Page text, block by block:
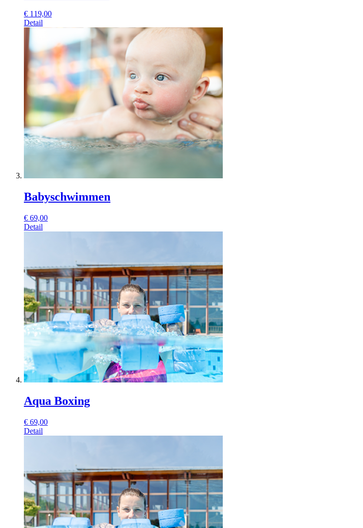
€ 119,00
Detail
Babyschwimmen
€ 69,00
Detail
Aqua Boxing
€ 69,00
Detail